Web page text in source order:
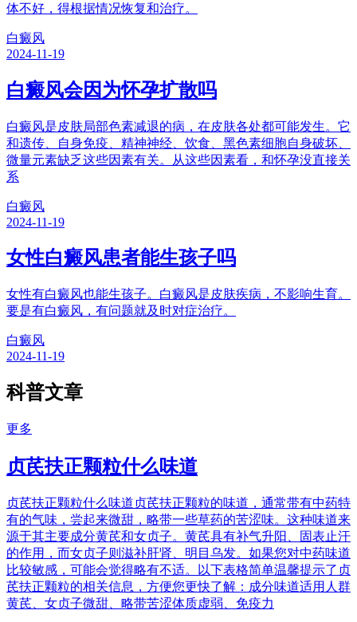
体不好，得根据情况恢复和治疗。
白癜风
2024-11-19
白癜风会因为怀孕扩散吗
白癜风是皮肤局部色素减退的病，在皮肤各处都可能发生。它
和遗传、自身免疫、精神神经、饮食、黑色素细胞自身破坏、
微量元素缺乏这些因素有关。从这些因素看，和怀孕没直接关
系
白癜风
2024-11-19
女性白癜风患者能生孩子吗
女性有白癜风也能生孩子。白癜风是皮肤疾病，不影响生育。
要是有白癜风，有问题就及时对症治疗。
白癜风
2024-11-19
科普文章
更多
贞芪扶正颗粒什么味道
贞芪扶正颗粒什么味道贞芪扶正颗粒的味道，通常带有中药特
有的气味，尝起来微甜，略带一些草药的苦涩味。这种味道来
源于其主要成分黄芪和女贞子。黄芪具有补气升阳、固表止汗
的作用，而女贞子则滋补肝肾、明目乌发。如果您对中药味道
比较敏感，可能会觉得略有不适。以下表格简单温馨提示了贞
芪扶正颗粒的相关信息，方便您更快了解：成分味道适用人群
黄芪、女贞子微甜、略带苦涩体质虚弱、免疫力